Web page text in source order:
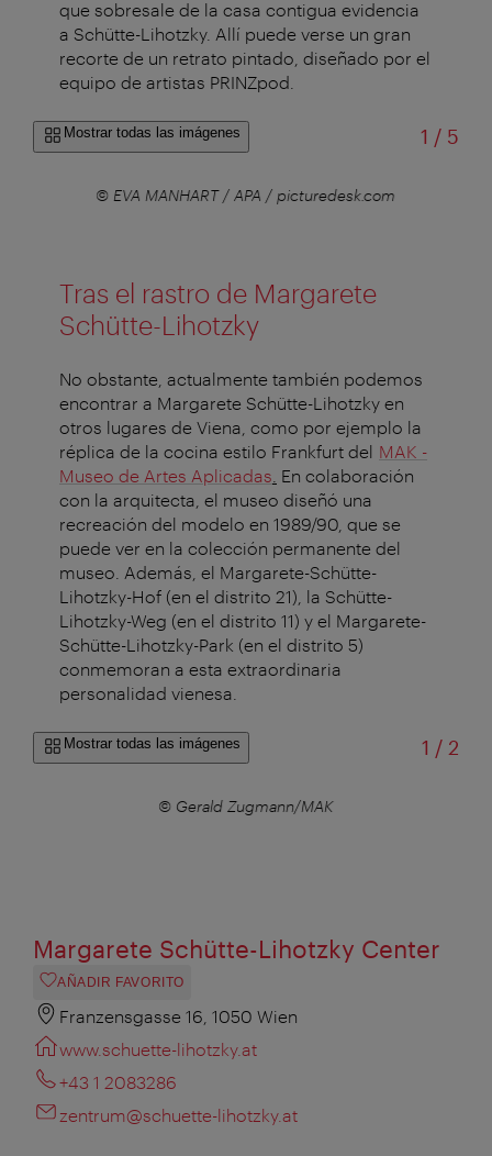
que sobresale de la casa contigua evidencia
a Schütte-Lihotzky. Allí puede verse un gran
recorte de un retrato pintado, diseñado por el
equipo de artistas PRINZpod.
Mostrar todas las imágenes 1 /de
5
© EVA MANHART / APA / picturedesk.com
Tras el rastro de Margarete
Schütte-Lihotzky
No obstante, actualmente también podemos
encontrar a Margarete Schütte-Lihotzky en
otros lugares de Viena, como por ejemplo la
réplica de la cocina estilo Frankfurt del MAK -
Museo de Artes Aplicadas En colaboración
con la arquitecta, el museo diseñó una
recreación del modelo en 1989/90, que se
puede ver en la colección permanente del
museo. Además, el Margarete-Schütte-
Lihotzky-Hof (en el distrito 21), la Schütte-
Lihotzky-Weg (en el distrito 11) y el Margarete-
Schütte-Lihotzky-Park (en el distrito 5)
conmemoran a esta extraordinaria
personalidad vienesa.
Mostrar todas las imágenes 1 /de
2
© Gerald Zugmann/MAK
Margarete Schütte-Lihotzky Center
AÑADIR FAVORITO
Franzensgasse 16, 1050 Wien
www.schuette-lihotzky.at
+43 1 2083286
zentrum@schuette-lihotzky.at